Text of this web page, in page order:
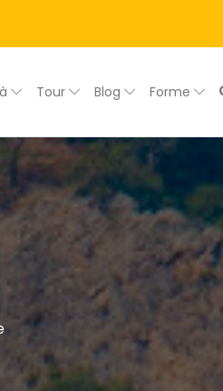
Tour Blog Forme